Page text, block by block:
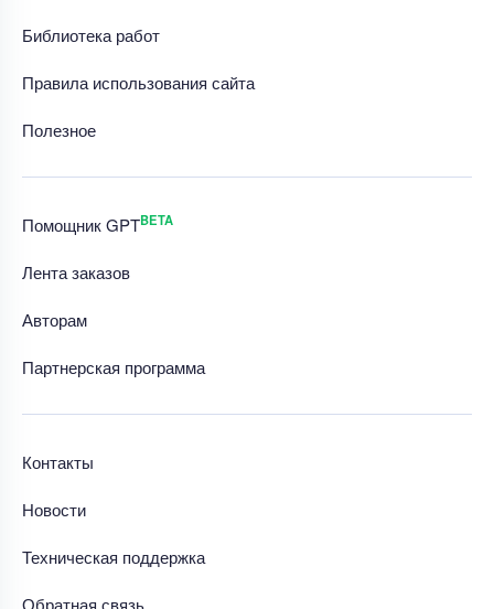
Библиотека работ
Правила использования сайта
Полезное
Помощник GPTBETA
Лента заказов
Авторам
Партнерская программа
Контакты
Новости
Техническая поддержка
Обратная связь